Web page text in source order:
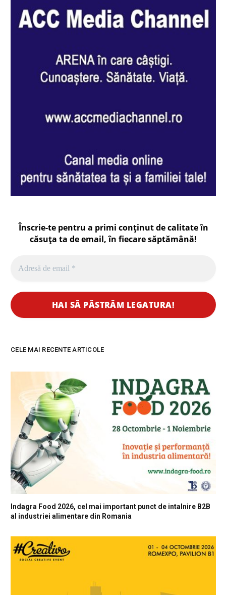
Înscrie-te pentru a primi conținut de calitate în
căsuța ta de email, în fiecaresăptămână!
CELE MAI RECENTE ARTICOLE
Indagra Food 2026, cel mai important punct de intalnire B2B
al industriei alimentare din Romania